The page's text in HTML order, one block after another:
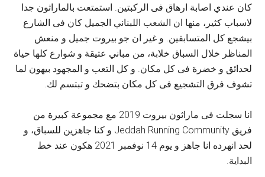
كان عندي اصابة ارهاق فى الركبتين. استمتعت بالماراثون جدا
لاسباب كثير، منها ان الشعب اللبناني الجميل كان فى الشارع
بيشجع كل المتسابقين. و غير ان جو بيروت جميل و منعش
المناظر خلال السباق خلابة، من مباني عتيقة و شوارع كلها حياة
لحدائق و خضرة فى كل مكان. و كل التعب و المجهود بيهون لما
تشوف فرق التشجيع فى كل مكان بتضحك و تبتسم لك.
انا سجلت فى ماراثون بيروت 2019 مع مجموعة كبيرة من
فريق Jeddah Running Community و كنا جاهزين للسباق، و
لحد انهرده انا جاهز و يوم 14 نوفمبر 2021 هكون عند خط
البداية.